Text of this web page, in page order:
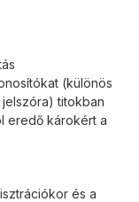
(különös
titokban
eredő károkért a
és a